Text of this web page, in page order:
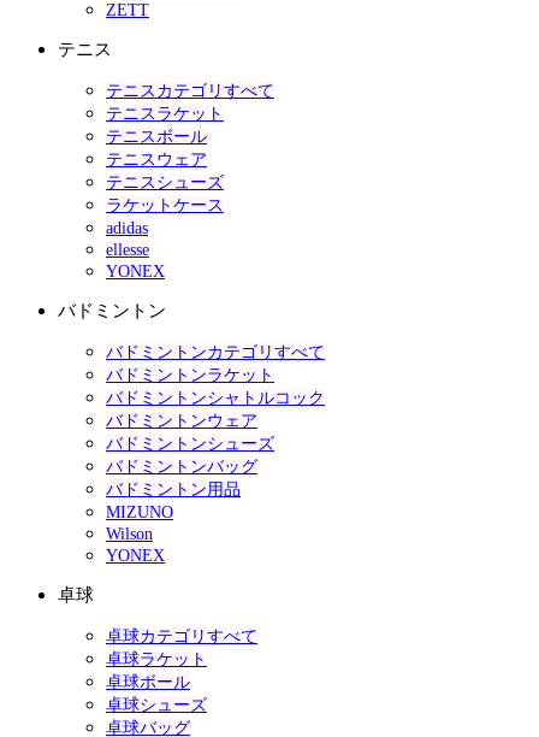
ZETT
テニス
テニスカテゴリすべて
テニスラケット
テニスボール
テニスウェア
テニスシューズ
ラケットケース
adidas
ellesse
YONEX
バドミントン
バドミントンカテゴリすべて
バドミントンラケット
バドミントンシャトルコック
バドミントンウェア
バドミントンシューズ
バドミントンバッグ
バドミントン用品
MIZUNO
Wilson
YONEX
卓球
卓球カテゴリすべて
卓球ラケット
卓球ボール
卓球シューズ
卓球バッグ